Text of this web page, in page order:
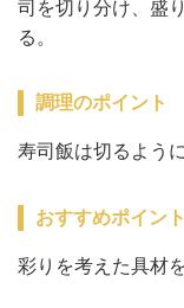
司を切り分け、盛
る。
調理のポイント
寿司飯は切るよう
おすすめポイント
彩りを考えた具材